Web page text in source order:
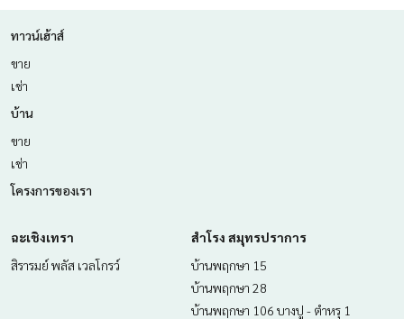
ห้องซัก-อบผ้า
-โรงพยาบาลสมิติเวชธนบุรี 1.4 กม.
-โรงพยาบาลพญาไท 3 1.7กม.
-บิ๊กซีดาวคะนอง 1.8กม.
-มหาวิทยาลัยราชภัฏสมเด็จเจ้าพระยา 2.5 กม.
-มหาวิทยาลัยราชภัฎธนบุรี 2.6 กม.
ทาวน์เฮ้าส์
ขาย
เช่า
บ้าน
ขาย
เช่า
โครงการของเรา
ฉะเชิงเทรา
สิรารมย์ พลัส เวลโกรว์
สำโรง สมุทรปราการ
บ้านพฤกษา 15
บ้านพฤกษา 28
บ้านพฤกษา 106 บางปู - ตำหรุ 1